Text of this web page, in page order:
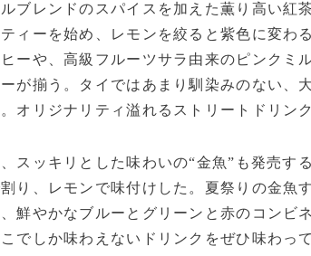
ブレンドのスパイスを加えた薫り高い紅
ィーを始め、レモンを絞ると紫色に変わ
ーや、高級フルーツサラ由来のピンクミ
が揃う。タイではあまり馴染みのない、
オリジナリティ溢れるストリートドリン
スッキリとした味わいの“金魚”も発売す
り、レモンで味付けした。夏祭りの金魚
鮮やかなブルーとグリーンと赤のコンビ
でしか味わえないドリンクをぜひ味わって